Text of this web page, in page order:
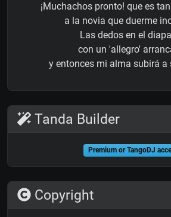
¡Muchachos pronto! que es
a la novia que duerme
Las dedos en el
con un 'allegro'
y entonces mi alma subirá a
Tanda Builder
Premium or TangoDJ
Copyright